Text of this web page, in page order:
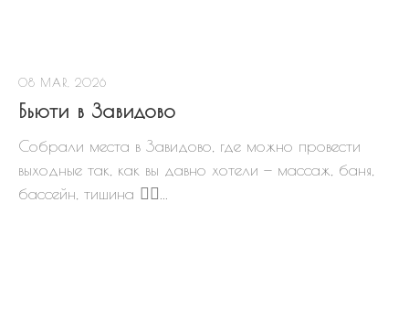
08 MAR, 2026
Бьюти в Завидово
Собрали места в Завидово, где можно провести
выходные так, как вы давно хотели — массаж, баня,
бассейн, тишина 👇🏻...